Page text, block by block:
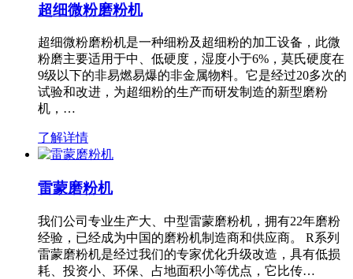
超细微粉磨粉机
超细微粉磨粉机是一种细粉及超细粉的加工设备，此微
粉磨主要适用于中、低硬度，湿度小于6%，莫氏硬度在
9级以下的非易燃易爆的非金属物料。它是经过20多次的
试验和改进，为超细粉的生产而研发制造的新型磨粉
机，…
了解详情
雷蒙磨粉机
我们公司专业生产大、中型雷蒙磨粉机，拥有22年磨粉
经验，已经成为中国的磨粉机制造商和供应商。 R系列
雷蒙磨粉机是经过我们的专家优化升级改造，具有低损
耗、投资小、环保、占地面积小等优点，它比传…